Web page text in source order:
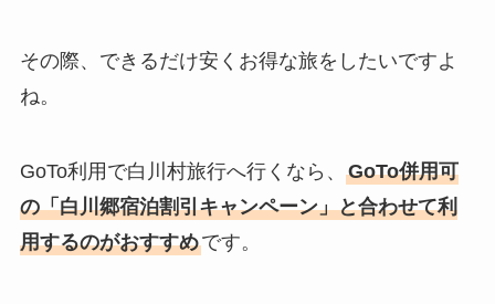
その際、できるだけ安くお得な旅をしたいですよ
ね。
GoTo利用で白川村旅行へ行くなら、 GoTo併用可
の「白川郷宿泊割引キャンペーン」と合わせて利
用するのがおすすめです。